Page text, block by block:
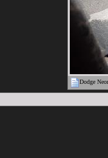
Dodge